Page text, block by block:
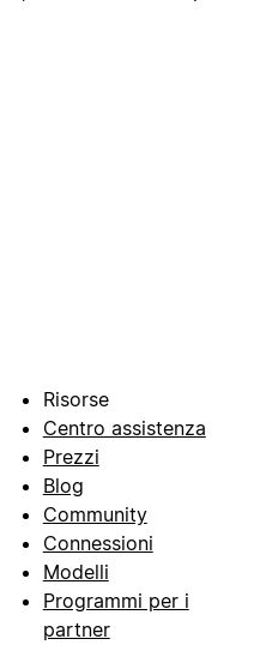
Risorse
Centro assistenza
Prezzi
Blog
Community
Connessioni
Modelli
Programmi per i
partner